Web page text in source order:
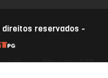
direitos reservados -